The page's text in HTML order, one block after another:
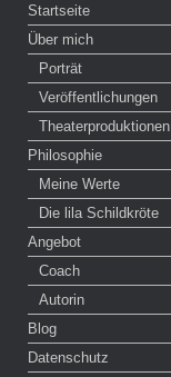
Startseite
Über mich
Porträt
Veröffentlichungen
Theaterproduktionen
Philosophie
Meine Werte
Die lila Schildkröte
Angebot
Coach
Autorin
Blog
Datenschutz